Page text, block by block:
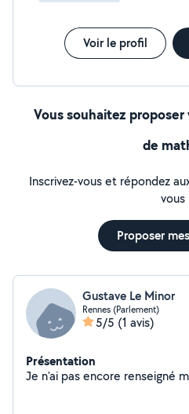
Voir le profil
Vous souhaitez proposer
de
Inscrivez-vous et répondez
vous
Proposer
Gustave Le Minor
Rennes (Parlement)
5/5 (1 avis)
Présentation